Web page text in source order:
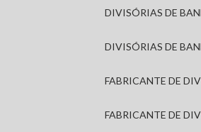
DIVISÓRIAS DE
DIVISÓRIAS DE
FABRICANTE DE
FABRICANTE DE